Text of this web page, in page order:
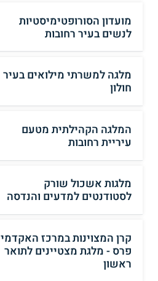
מועדון הסורופטימיסטיות
לנשים בעיר רחובות
מלגה למשרתי מילואים בעיר
חולון
המלגה הקהילתית מטעם
עיריית רחובות
מלגות אשכול שורק
לסטודנטים למדעים והנדסה
קרן המצוינות במרכז האקדמי
פרס - מלגת מצטיינים לתואר
ראשון